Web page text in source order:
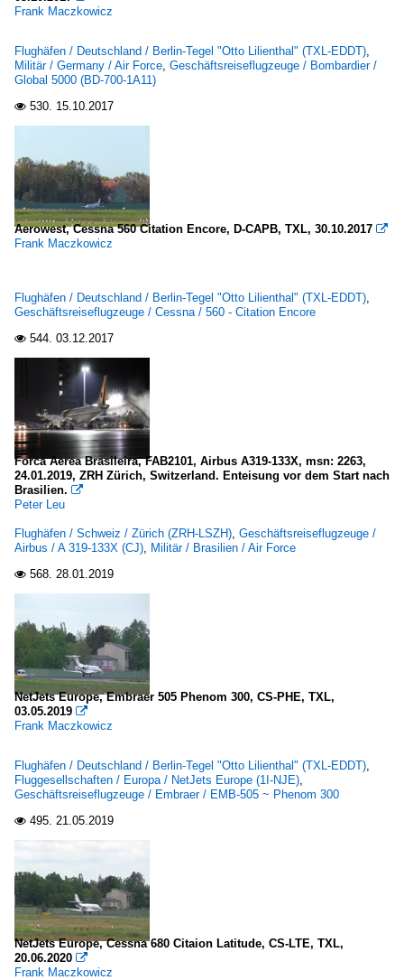
Frank Maczkowicz
Flughäfen / Deutschland / Berlin-Tegel "Otto Lilienthal" (TXL-EDDT),
Militär / Germany / Air Force, Geschäftsreiseflugzeuge / Bombardier /
Global 5000 (BD-700-1A11)
 530. 15.10.2017
Aerowest, Cessna 560 Citation Encore, D-CAPB, TXL, 30.10.2017 
Frank Maczkowicz
Flughäfen / Deutschland / Berlin-Tegel "Otto Lilienthal" (TXL-EDDT),
Geschäftsreiseflugzeuge / Cessna / 560 - Citation Encore
 544. 03.12.2017
Forca Aerea Brasileira, FAB2101, Airbus A319-133X, msn: 2263,
24.01.2019, ZRH Zürich, Switzerland. Enteisung vor dem Start nach
Brasilien. 
Peter Leu
Flughäfen / Schweiz / Zürich (ZRH-LSZH), Geschäftsreiseflugzeuge /
Airbus / A 319-133X (CJ), Militär / Brasilien / Air Force
 568. 28.01.2019
NetJets Europe, Embraer 505 Phenom 300, CS-PHE, TXL,
03.05.2019 
Frank Maczkowicz
Flughäfen / Deutschland / Berlin-Tegel "Otto Lilienthal" (TXL-EDDT),
Fluggesellschaften / Europa / NetJets Europe (1I-NJE),
Geschäftsreiseflugzeuge / Embraer / EMB-505 ~ Phenom 300
 495. 21.05.2019
NetJets Europe, Cessna 680 Citaion Latitude, CS-LTE, TXL,
20.06.2020 
Frank Maczkowicz